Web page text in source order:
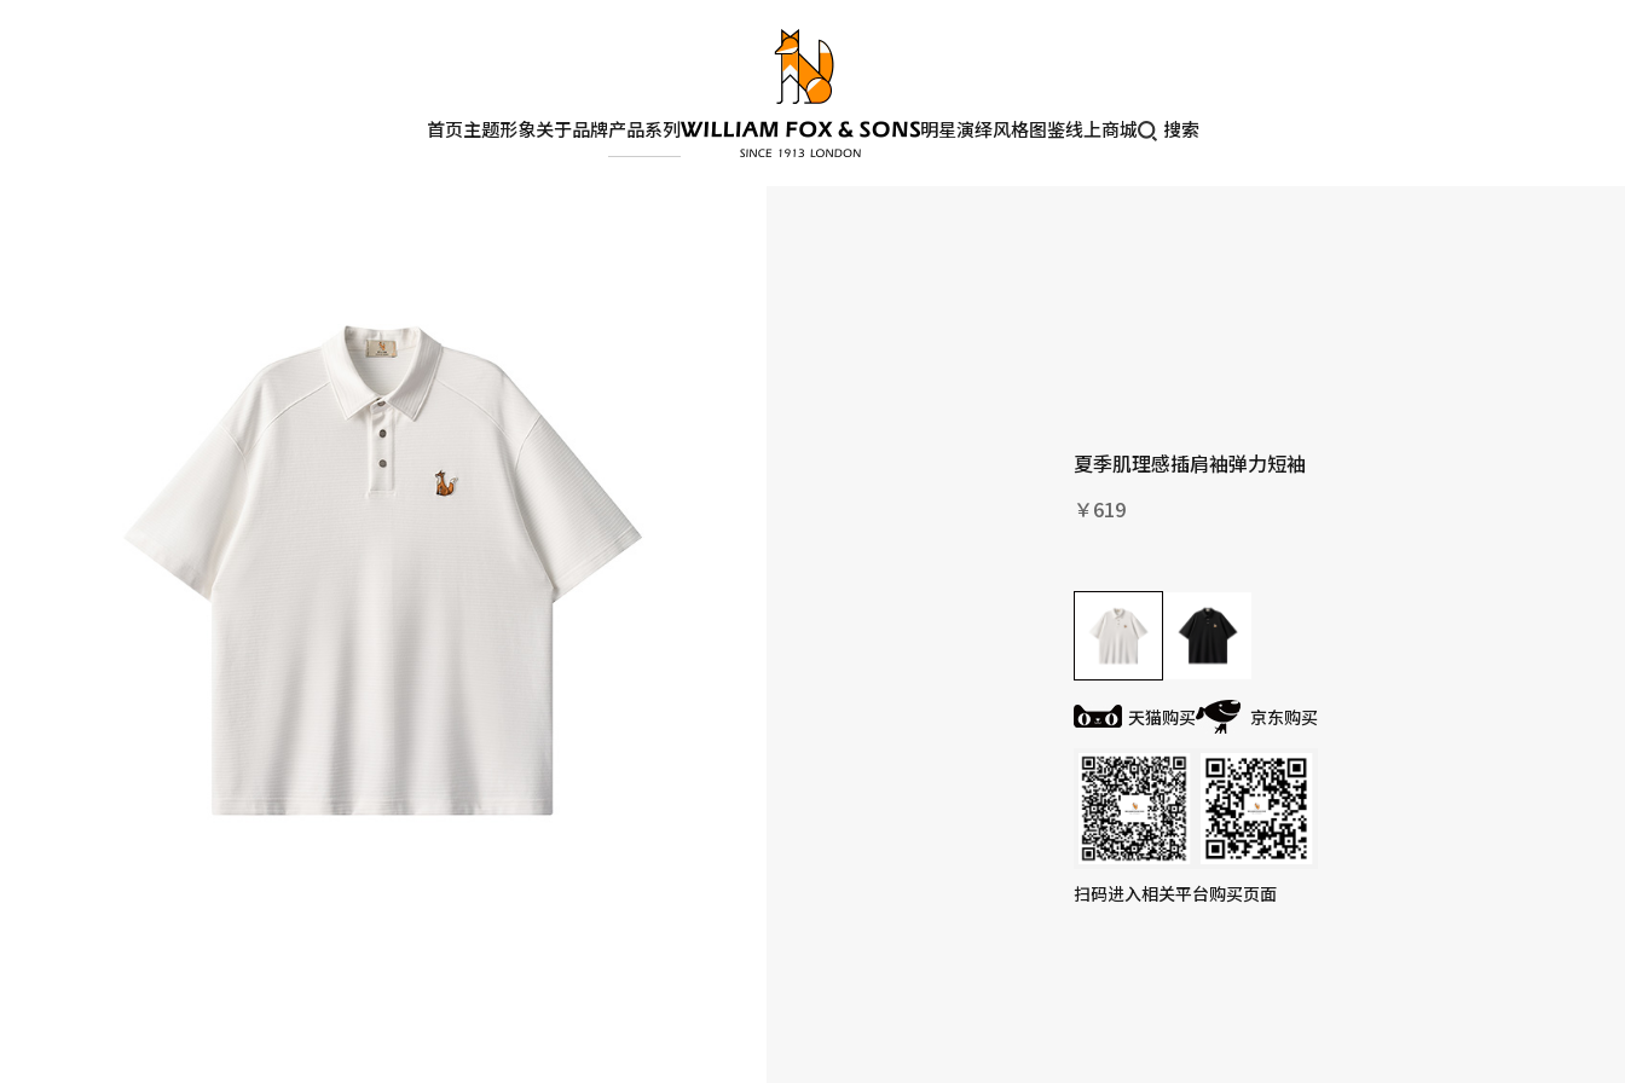
首页主题形象关于品牌产品系列 明星演绎风格图鉴线上商城 搜索
夏季肌理感插肩袖弹力短袖
￥619
天猫购买 京东购买
扫码进入相关平台购买页面